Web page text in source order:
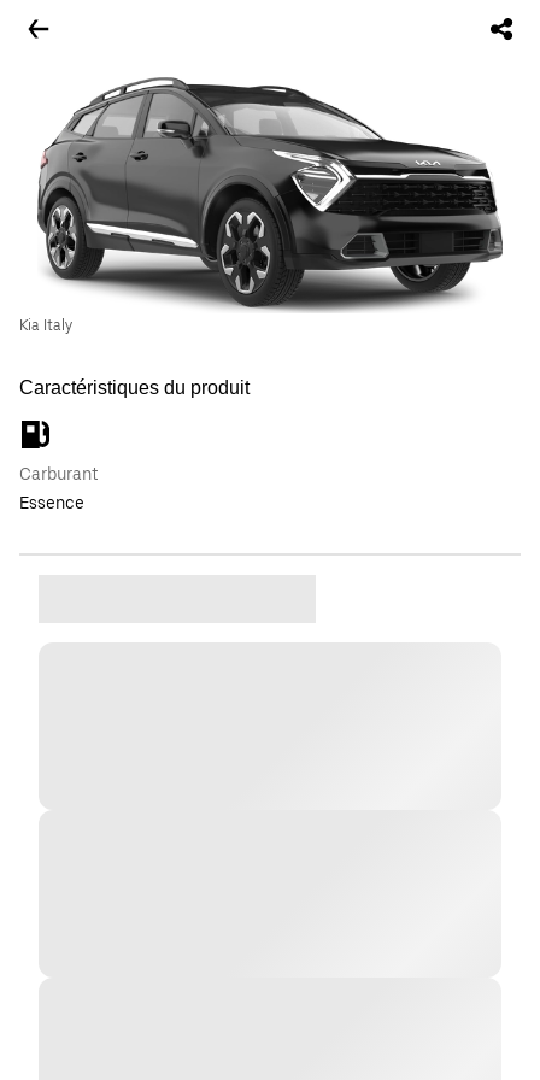
Kia Italy
Caractéristiques du produit
Carburant
Essence